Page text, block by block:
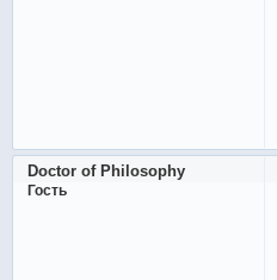
Doctor of Philosophy
Гость